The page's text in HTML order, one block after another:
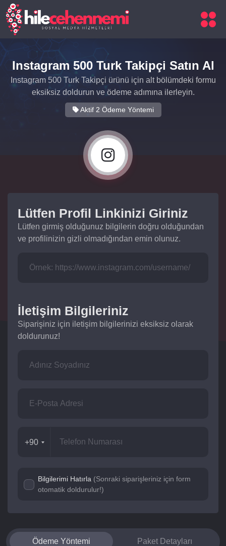
Instagram 500 Turk Takipçi Satın Al
Instagram 500 Turk Takipçi ürünü için alt bölümdeki formu
eksiksiz doldurun ve ödeme adımına ilerleyin.
Aktif 2 Ödeme Yöntemi
Lütfen Profil Linkinizi Giriniz
Lütfen girmiş olduğunuz bilgilerin doğru olduğundan
ve profilinizin gizli olmadığından emin olunuz.
İletişim Bilgileriniz
Siparişiniz için iletişim bilgilerinizi eksiksiz olarak
doldurunuz!
+90
Bilgilerimi Hatırla (Sonraki siparişleriniz için form
otomatik doldurulur!)
Ödeme Yöntemi Paket Detayları